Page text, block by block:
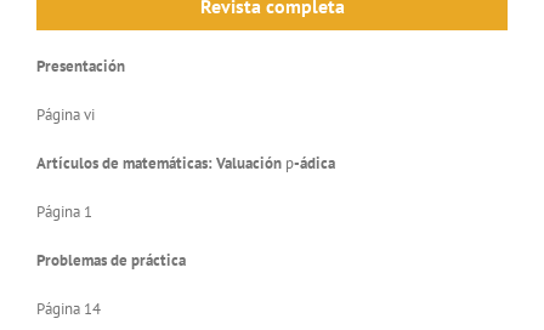
Revista completa
Presentación
Página vi
Artículos de matemáticas: Valuación p-ádica
Página 1
Problemas de práctica
Página 14